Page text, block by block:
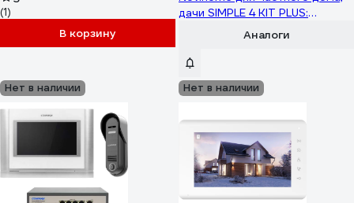
(1)
В корзину
дачи SIMPLE 4 KIT PLUS:
монитор, вызывная панель со
электромеханический замок
Аналоги
Нет в наличии Нет в наличии